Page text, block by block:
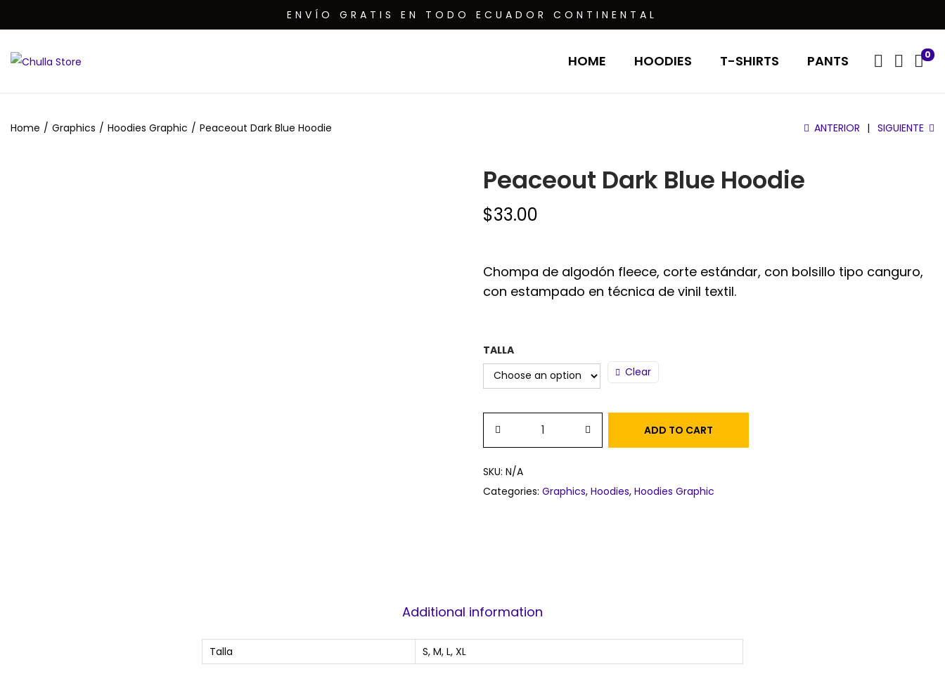
ENVÍO GRATIS EN TODO ECUADOR CONTINENTAL
HOME HOODIES T-SHIRTS PANTS 0
Home / Graphics / Hoodies Graphic / Peaceout Dark Blue Hoodie ANTERIOR SIGUIENTE
Peaceout Dark Blue Hoodie
$33.00
Chompa de algodón fleece, corte estándar, con bolsillo tipo canguro,
con estampado en técnica de vinil textil.
TALLA
Clear
ADD TO CART
SKU: N/A
Categories: Graphics, Hoodies, Hoodies Graphic
Additional information
Talla S, M, L, XL